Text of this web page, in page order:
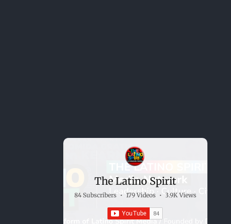
The Latino Spirit
84 Subscribers • 179 Videos • 3.9K Views